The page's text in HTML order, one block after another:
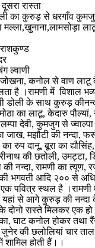
रास्ता
का कुरुड़ से धरगाँव
लाटू
ल्वाणी
कनोल से वाण लाटू
है ।रामणी में विशाल
के साथ कुरुड़
का लाटू, केदारु पौल्यां,
देवी, कुमजुग से ज्वाल्पा
जाख, मझौटी की नन्दा,
रुप दानू, बूरा का
की छतोली, उमट्टा,
की नन्दा, रामणी का त्यूण,
की भगवती आदि २०० से
एक पवित्र स्थल है
से आगे कुरुड़ की
रास्ते मिलकर एक हो
घाट कनोल होकर तथा
की छलोलियां चार ताल
शामिल होती हैं।।